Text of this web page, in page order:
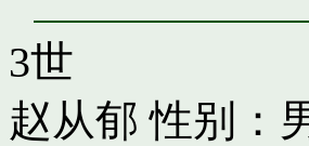
3世
赵从郁 性别：